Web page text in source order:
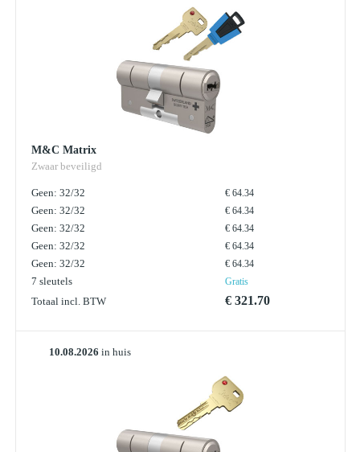
M&C Matrix
Zwaar beveiligd
Geen: 32/32 € 64.34
Geen: 32/32 € 64.34
Geen: 32/32 € 64.34
Geen: 32/32 € 64.34
Geen: 32/32 € 64.34
7 sleutels Gratis
Totaal incl. BTW € 321.70
10.08.2026 in huis